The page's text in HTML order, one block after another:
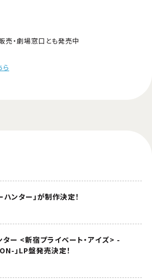
売・劇場窓口とも発売中
ら
ンター」が制作決定！
ター <新宿プライベート・アイズ> -
」LP盤発売決定！